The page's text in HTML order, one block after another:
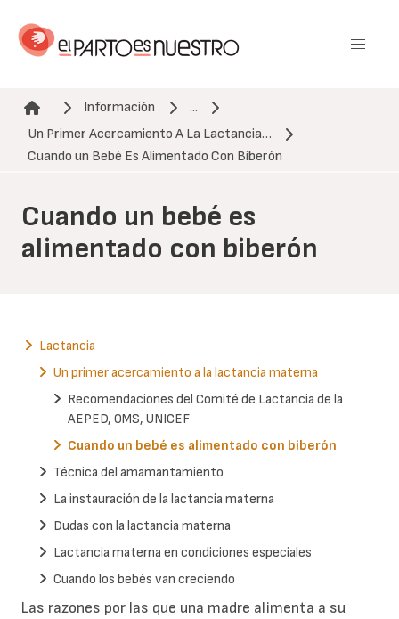
contenido
Ruta de navegación
Información
...
Un Primer Acercamiento A La Lactancia…
Cuando un Bebé Es Alimentado Con Biberón
Cuando un bebé es
alimentado con biberón
Las razones por las que una madre alimenta a su
Lactancia
Un primer acercamiento a la lactancia materna
Recomendaciones del Comité de Lactancia de la
AEPED, OMS, UNICEF
Cuando un bebé es alimentado con biberón
Técnica del amamantamiento
La instauración de la lactancia materna
Dudas con la lactancia materna
Lactancia materna en condiciones especiales
Cuando los bebés van creciendo